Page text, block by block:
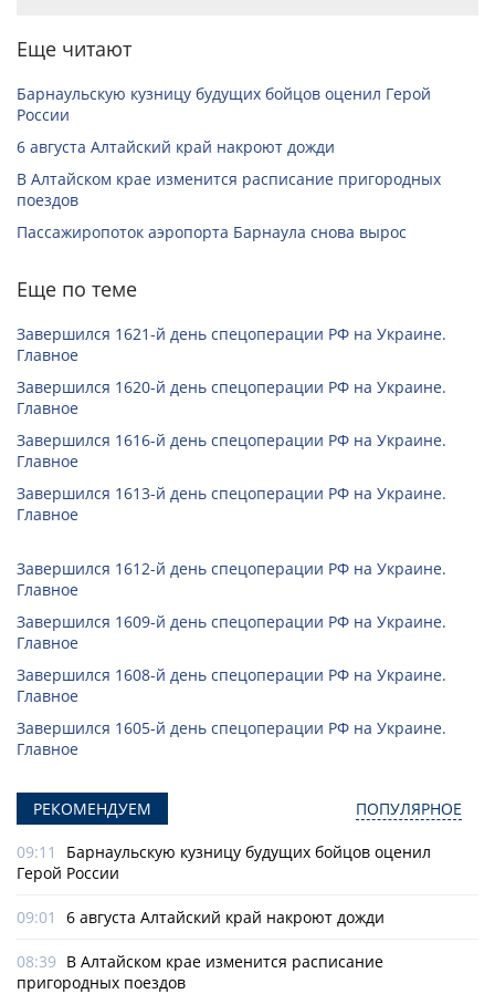
Еще читают
Барнаульскую кузницу будущих бойцов оценил Герой
России
6 августа Алтайский край накроют дожди
В Алтайском крае изменится расписание пригородных
поездов
Пассажиропоток аэропорта Барнаула снова вырос
Еще по теме
Завершился 1621-й день спецоперации РФ на Украине.
Главное
Завершился 1620-й день спецоперации РФ на Украине.
Главное
Завершился 1616-й день спецоперации РФ на Украине.
Главное
Завершился 1613-й день спецоперации РФ на Украине.
Главное
Завершился 1612-й день спецоперации РФ на Украине.
Главное
Завершился 1609-й день спецоперации РФ на Украине.
Главное
Завершился 1608-й день спецоперации РФ на Украине.
Главное
Завершился 1605-й день спецоперации РФ на Украине.
Главное
РЕКОМЕНДУЕМ ПОПУЛЯРНОЕ
09:11
Барнаульскую кузницу будущих бойцов оценил
Герой России
09:01 6 августа Алтайский край накроют дожди
08:39 В Алтайском крае изменится расписание
пригородных поездов